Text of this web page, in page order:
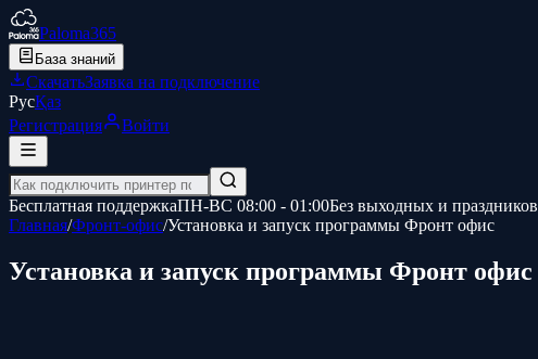
Paloma365
База знаний
СкачатьЗаявка на подключение
РусҚаз
Регистрация
Войти
Бесплатная поддержкаПН-ВС 08:00 - 01:00Без выходных и праздников
Главная/Фронт-офис/Установка и запуск программы Фронт офис
Установка и запуск программы Фронт офис